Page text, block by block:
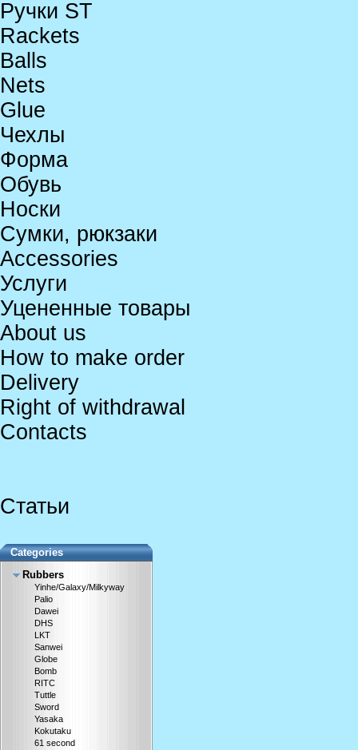
Ручки ST
Rackets
Balls
Nets
Glue
Чехлы
Форма
Обувь
Носки
Сумки, рюкзаки
Accessories
Услуги
Уцененные товары
About us
How to make order
Delivery
Right of withdrawal
Contacts
Статьи
Categories
Rubbers
Yinhe/Galaxy/Milkyway
Palio
Dawei
DHS
LKT
Sanwei
Globe
Bomb
RITC
Tuttle
Sword
Yasaka
Kokutaku
61 second